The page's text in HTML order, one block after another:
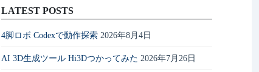
LATEST POSTS
4脚ロボ Codexで動作探索 2026年8月4日
AI 3D生成ツール Hi3Dつかってみた 2026年7月26日